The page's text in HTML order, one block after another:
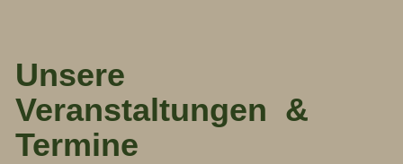
Unsere
Veranstaltungen &
Termine